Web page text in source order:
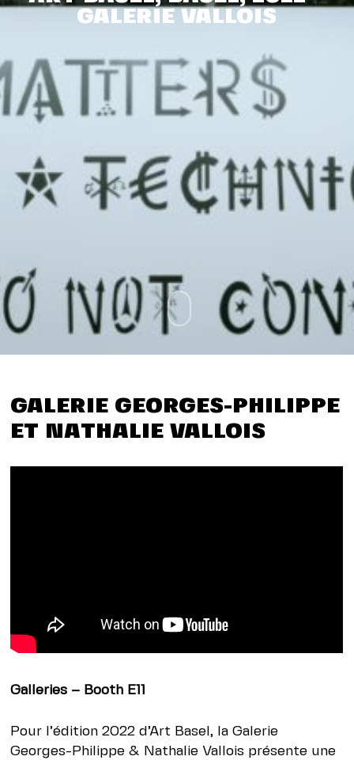
GALERIE VALLOIS
GALERIE GEORGES-PHILIPPE
ET NATHALIE VALLOIS
Galleries – Booth E11
Pour l’édition 2022 d’Art Basel, la Galerie
Georges-Philippe & Nathalie Vallois présente une